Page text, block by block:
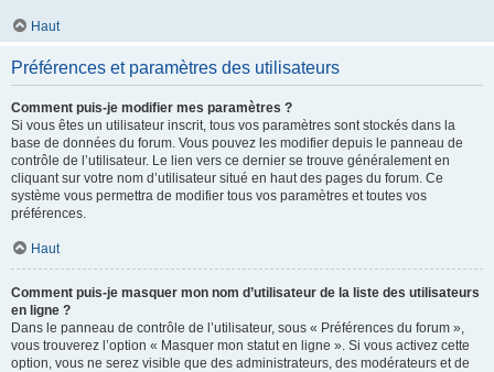
Haut
Préférences et paramètres des utilisateurs
Comment puis-je modifier mes paramètres ?
Si vous êtes un utilisateur inscrit, tous vos paramètres sont stockés dans la
base de données du forum. Vous pouvez les modifier depuis le panneau de
contrôle de l’utilisateur. Le lien vers ce dernier se trouve généralement en
cliquant sur votre nom d’utilisateur situé en haut des pages du forum. Ce
système vous permettra de modifier tous vos paramètres et toutes vos
préférences.
Haut
Comment puis-je masquer mon nom d’utilisateur de la liste des utilisateurs
en ligne ?
Dans le panneau de contrôle de l’utilisateur, sous « Préférences du forum »,
vous trouverez l’option « Masquer mon statut en ligne ». Si vous activez cette
option, vous ne serez visible que des administrateurs, des modérateurs et de